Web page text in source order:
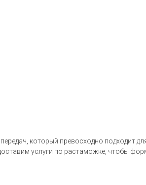
который превосходно подходит
услуги по растаможке, чтобы